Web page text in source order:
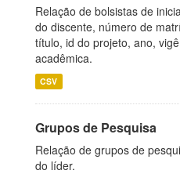
Relação de bolsistas de
do discente, número de
título, id do projeto, ano,
acadêmica.
CSV
Grupos de Pesquisa
Relação de grupos de
do líder.